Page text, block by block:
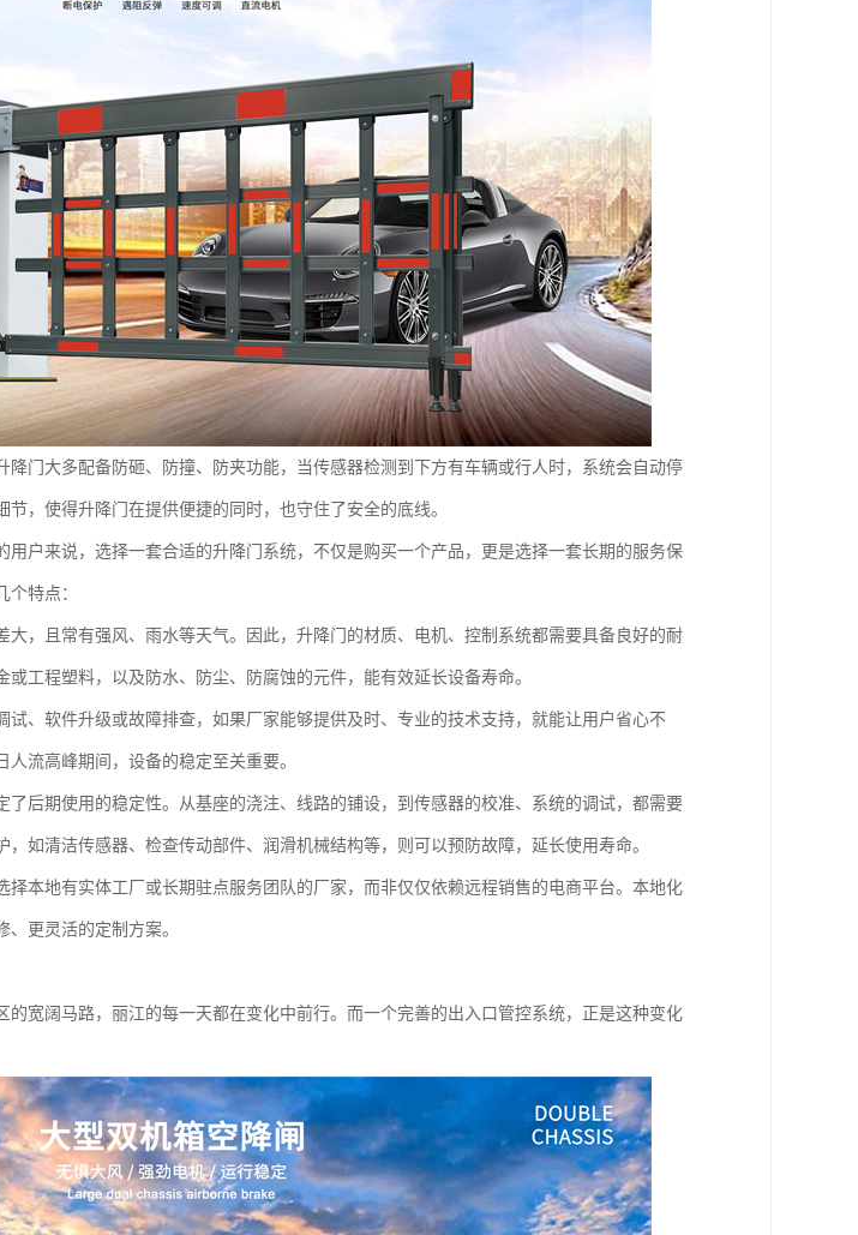
降门大多配备防砸、防撞、防夹功能，当传感器检测到下方有车辆或行人时，系统会自动停
，使得升降门在提供便捷的同时，也守住了安全的底线。
用户来说，选择一套合适的升降门系统，不仅是购买一个产品，更是选择一套长期的服务保
特点：
大，且常有强风、雨水等天气。因此，升降门的材质、电机、控制系统都需要具备良好的耐
工程塑料，以及防水、防尘、防腐蚀的元件，能有效延长设备寿命。
试、软件升级或故障排查，如果厂家能够提供及时、专业的技术支持，就能让用户省心不
流高峰期间，设备的稳定至关重要。
了后期使用的稳定性。从基座的浇注、线路的铺设，到传感器的校准、系统的调试，都需要
如清洁传感器、检查传动部件、润滑机械结构等，则可以预防故障，延长使用寿命。
择本地有实体工厂或长期驻点服务团队的厂家，而非仅仅依赖远程销售的电商平台。本地化
更灵活的定制方案。
的宽阔马路，丽江的每一天都在变化中前行。而一个完善的出入口管控系统，正是这种变化